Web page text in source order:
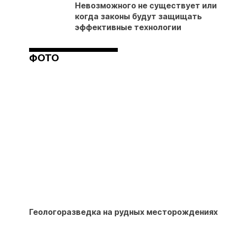
Невозможного не существует или
когда законы будут защищать
эффективные технологии
ФОТО
Геологоразведка на рудных месторождениях